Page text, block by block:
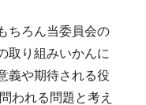
ちろん当委員会の
取り組みいかんに
義や期待される役
われる問題と考え